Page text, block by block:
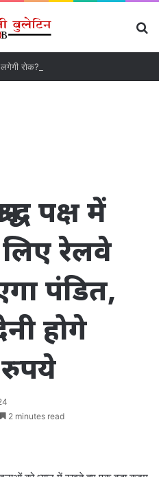
पक्ष में
रेलवे
पंडित,
होगे
2 minutes read